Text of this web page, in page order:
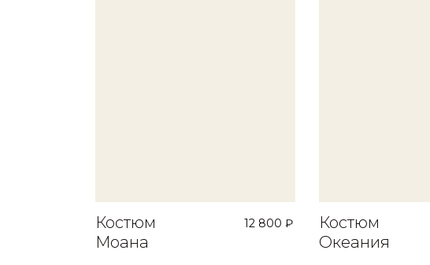
Костюм
Моана
12 800 ₽
Костюм
Океания